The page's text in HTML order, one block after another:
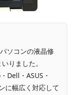
ソコンの液晶修
りました。
Dell・ASUS・
に幅広く対応して